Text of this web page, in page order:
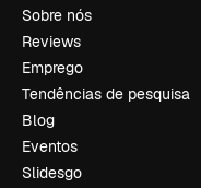
Sobre nós
Reviews
Emprego
Tendências de pesquisa
Blog
Eventos
Slidesgo